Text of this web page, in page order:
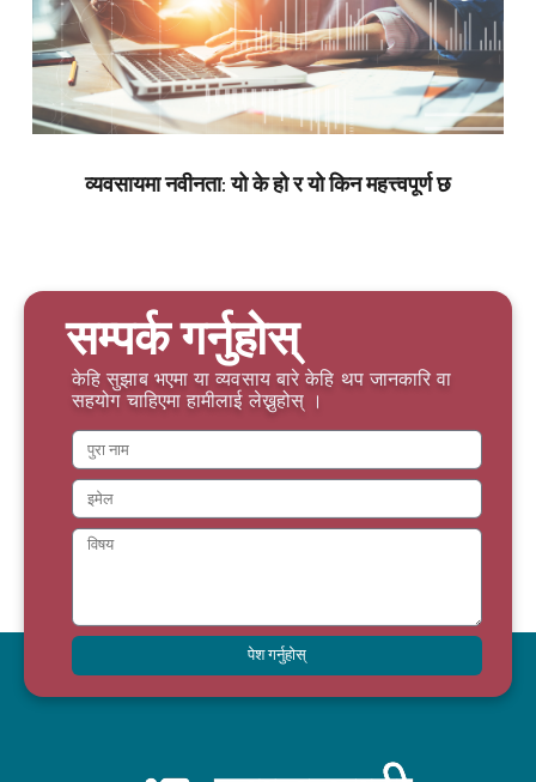
व्यवसायमा नवीनता: यो के हो र यो किन महत्त्वपूर्ण छ
सम्पर्क गर्नुहोस्
केहि सुझाब भएमा या व्यवसाय बारे केहि थप जानकारि वा
सहयोग चाहिएमा हामीलाई लेख्नुहोस् ।
पेश गर्नुहोस्